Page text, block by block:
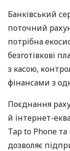
Банківський
поточний
потрібна
безготівкові
з касою,
фінансами з
Поєднання
й інтернет-
Tap to Phone
дозволяє